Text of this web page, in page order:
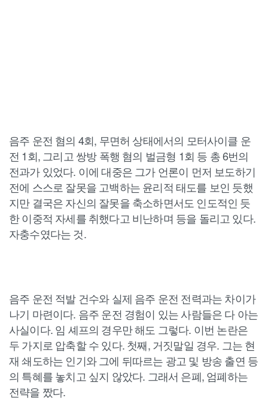
음주 운전 혐의 4회, 무면허 상태에서의 모터사이클 운
전 1회, 그리고 쌍방 폭행 혐의 벌금형 1회 등 총 6번의
전과가 있었다. 이에 대중은 그가 언론이 먼저 보도하기
전에 스스로 잘못을 고백하는 윤리적 태도를 보인 듯했
지만 결국은 자신의 잘못을 축소하면서도 인도적인 듯
한 이중적 자세를 취했다고 비난하며 등을 돌리고 있다.
자충수였다는 것.
음주 운전 적발 건수와 실제 음주 운전 전력과는 차이가
나기 마련이다. 음주 운전 경험이 있는 사람들은 다 아는
사실이다. 임 셰프의 경우만 해도 그렇다. 이번 논란은
두 가지로 압축할 수 있다. 첫째, 거짓말일 경우. 그는 현
재 쇄도하는 인기와 그에 뒤따르는 광고 및 방송 출연 등
의 특혜를 놓치고 싶지 않았다. 그래서 은폐, 엄폐하는
전략을 짰다.